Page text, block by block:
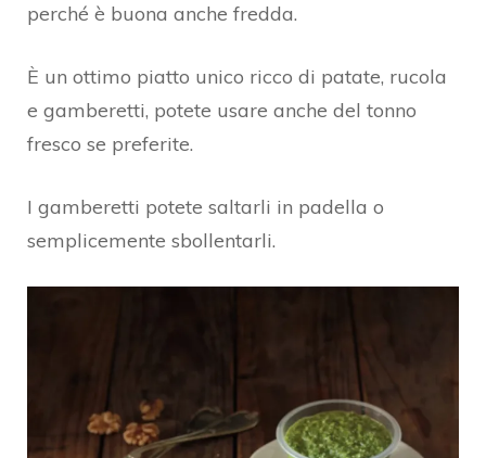
perché è buona anche fredda.
È un ottimo piatto unico ricco di patate, rucola
e gamberetti, potete usare anche del tonno
fresco se preferite.
I gamberetti potete saltarli in padella o
semplicemente sbollentarli.